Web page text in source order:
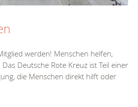
werden! Menschen helfen,
Deutsche Rote Kreuz ist Teil einer
die Menschen direkt hilft oder